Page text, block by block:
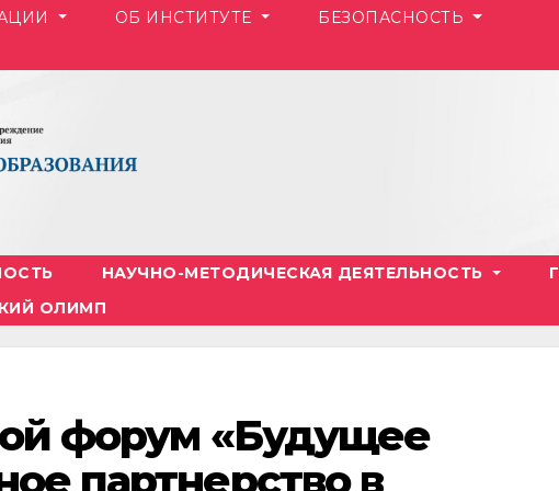
ОБ ИНСТИТУТЕ
БЕЗОПАСНОСТЬ
НАУЧНО-МЕТОДИЧЕСКАЯ ДЕЯТЕЛЬНОСТЬ
ОЛИМП
форум «Будущее